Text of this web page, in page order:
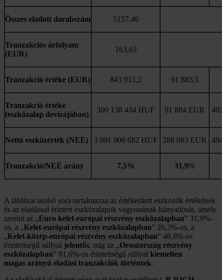
Összes eladott darabszám 5157,46
Tranzakciós árfolyam
(EUR)
163,63
Tranzakció értéke (EUR) 843 915,2 91 883,5
Tranzakció értéke
(eszközalap devizájában)
300 138 434 HUF 91 884 EUR
Nettó eszközérték (NEÉ) 3 991 906 682 HUF 288 083 EUR
Tranzakció/NEÉ arány 7,5% 31,9%
A táblázat utolsó sora tartalmazza az értékesített eszközök értékének
és az eladással érintett eszközalapok vagyonának hányadosát, amely
szerint az „Euro kelet-európai részvény eszközalapban” 31,9%-
os, a „Kelet-európai részvény eszközalapban” 26,3%-os, a
„Kelet-közép-európai részvény eszközalapban” 48,8%-os
érintettségű súllyal jelentős, míg az „Oroszország részvény
eszközalapban” 81,6%-os érintettségű súllyal kiemelten
magas arányú eladási tranzakciók történtek.